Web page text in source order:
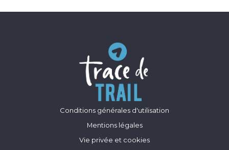
Conditions générales d'utilisation
Mentions légales
Vie privée et cookies